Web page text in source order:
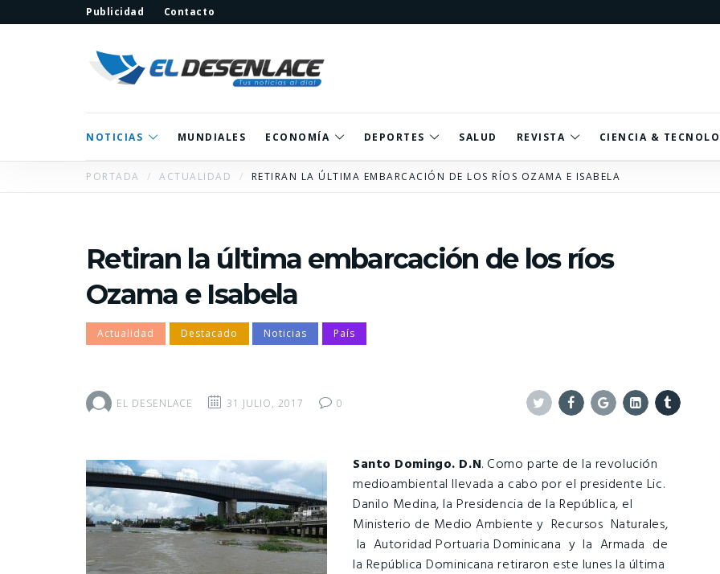
Publicidad Contacto
NOTICIAS MUNDIALES ECONOMÍA DEPORTES SALUD REVISTA CIENCIA &
PORTADA ACTUALIDAD RETIRAN LA ÚLTIMA EMBARCACIÓN DE LOS RÍOS OZAMA E ISABELA
Retiran la última embarcación de los ríos
Ozama e Isabela
Actualidad Destacado Noticias País
EL DESENLACE 31 JULIO, 2017
0
Santo Domingo. D.N. Como parte de la revolución
medioambiental llevada a cabo por el presidente Lic.
Danilo Medina, la Presidencia de la República, el
Ministerio de Medio Ambiente y Recursos Naturales,
la Autoridad Portuaria Dominicana y la Armada de
la República Dominicana retiraron este lunes la última